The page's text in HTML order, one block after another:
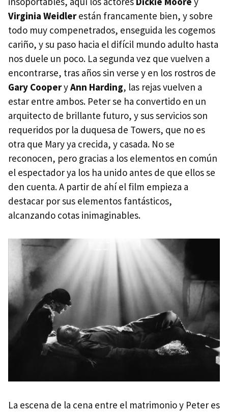
Virginia Weidlerestán francamente bien, y sobre
todo muy compenetrados, enseguida les cogemos
cariño, y su paso hacia el difícil mundo adulto hasta
nos duele un poco. La segunda vez que vuelven a
encontrarse, tras años sin verse y en los rostros de
Gary CooperyAnn Harding, las rejas vuelven a
estar entre ambos. Peter se ha convertido en un
arquitecto de brillante futuro, y sus servicios son
requeridos por la duquesa de Towers, que no es
otra que Mary ya crecida, y casada. No se
reconocen, pero gracias a los elementos en común
el espectador ya los ha unido antes de que ellos se
den cuenta. A partir de ahí el film empieza a
destacar por sus elementos fantásticos,
alcanzando cotas inimaginables.
La escena de la cena entre el matrimonio y Peter es